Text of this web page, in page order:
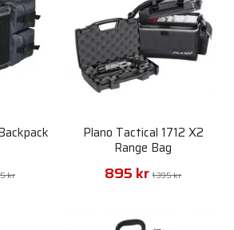
kr
Plano Tactical 1712 X2
Range Bag
895 kr 1 395 kr